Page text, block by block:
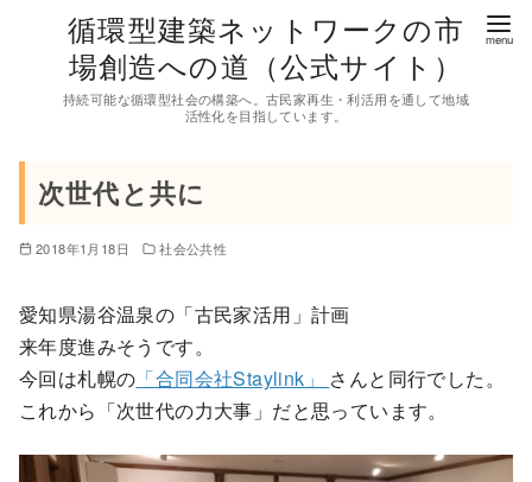
循環型建築ネットワークの市
場創造への道（公式サイト）
持続可能な循環型社会の構築へ。古民家再生・利活用を通して地域
活性化を目指しています。
次世代と共に
2018年1月18日 社会公共性
愛知県湯谷温泉の「古民家活用」計画
来年度進みそうです。
今回は札幌の 「合同会社Staylink」 さんと同行でした。
これから「次世代の力大事」だと思っています。